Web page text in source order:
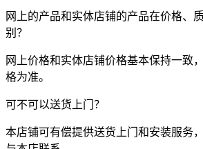
网上的产品和实体店铺的产品在价格、
别？
网上价格和实体店铺价格基本保持一致
格为准。
可不可以送货上门？
本店铺可有偿提供送货上门和安装服务